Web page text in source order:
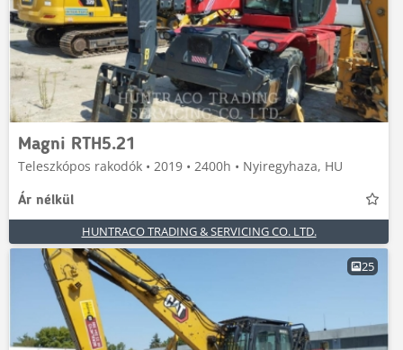
Magni RTH5.21
Teleszkópos rakodók • 2019 • 2400h • Nyiregyhaza, HU
Ár nélkül
HUNTRACO TRADING & SERVICING CO. LTD.
25